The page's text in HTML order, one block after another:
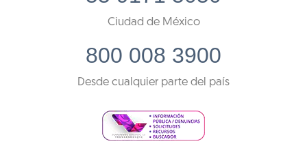
Ciudad de México
800 008 3900
Desde cualquier parte del país